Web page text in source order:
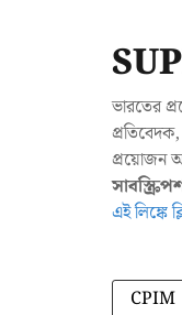
ভারতের
প্রয়োজন
এই লিঙ্কে
CPIM